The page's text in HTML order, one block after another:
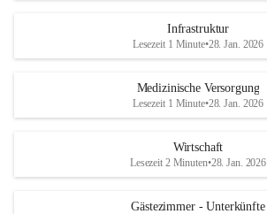
Infrastruktur
Lesezeit 1 Minute•28. Jan. 2026
Medizinische Versorgung
Lesezeit 1 Minute•28. Jan. 2026
Wirtschaft
Lesezeit 2 Minuten•28. Jan. 2026
Gästezimmer - Unterkünfte